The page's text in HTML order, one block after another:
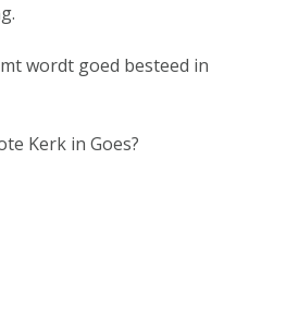
wordt goed besteed in
Kerk in Goes?